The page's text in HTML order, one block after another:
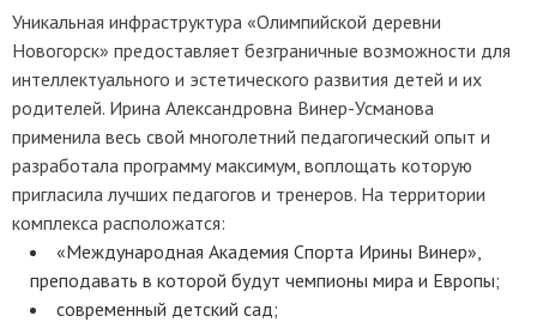
Уникальная инфраструктура «Олимпийской деревни
Новогорск» предоставляет безграничные возможности для
интеллектуального и эстетического развития детей и их
родителей. Ирина Александровна Винер-Усманова
применила весь свой многолетний педагогический опыт и
разработала программу максимум, воплощать которую
пригласила лучших педагогов и тренеров. На территории
комплекса расположатся:
«Международная Академия Спорта Ирины Винер»,
преподавать в которой будут чемпионы мира и Европы;
современный детский сад;